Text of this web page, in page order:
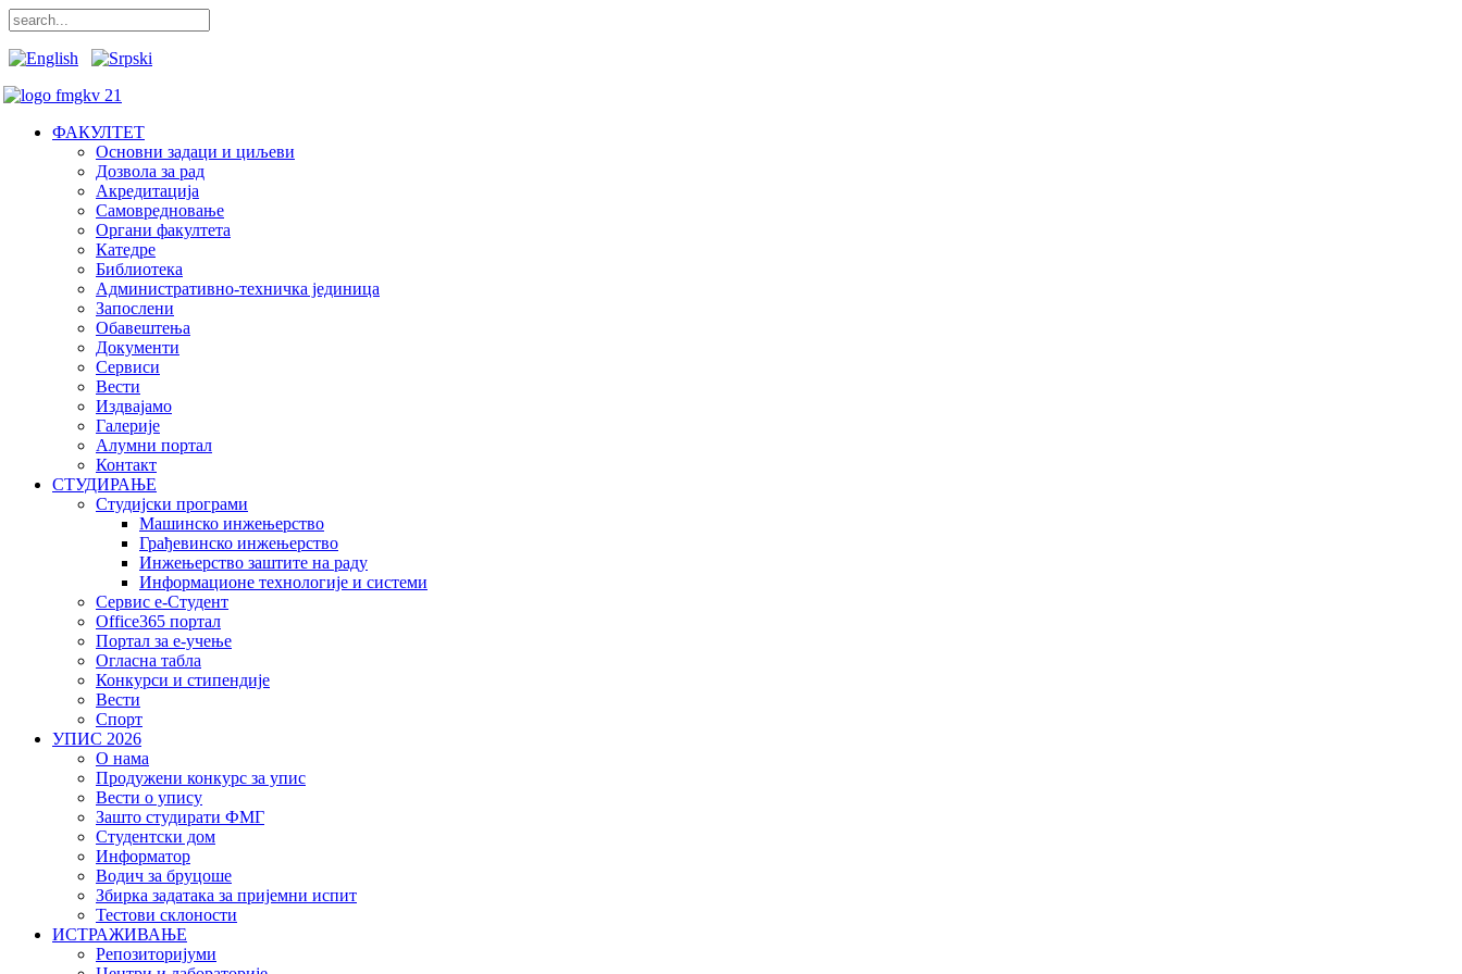
ФАКУЛТЕТ
Основни задаци и циљеви
Дозвола за рад
Акредитација
Самовредновање
Органи факултета
Катедре
Библиотека
Административно-техничка јединица
Запослени
Обавештења
Документи
Сервиси
Вести
Издвајамо
Галерије
Алумни портал
Контакт
СТУДИРАЊЕ
Студијски програми
Машинско инжењерство
Грађевинско инжењерство
Инжењерство заштите на раду
Информационе технологије и системи
Сервис е-Студент
Office365 портал
Портал за е-учење
Огласна табла
Конкурси и стипендије
Вести
Спорт
УПИС 2026
О нама
Продужени конкурс за упис
Вести о упису
Зашто студирати ФМГ
Студентски дом
Информатор
Водич за бруцоше
Збиркa задатака за пријемни испит
Тестови склоности
ИСТРАЖИВАЊЕ
Репозиторијуми